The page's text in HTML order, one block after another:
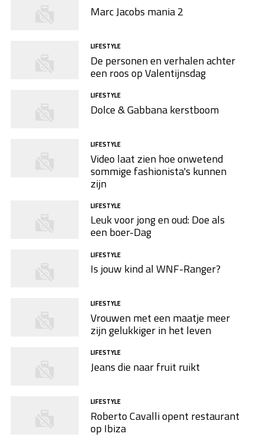
Marc Jacobs mania 2
LIFESTYLE
De personen en verhalen achter
een roos op Valentijnsdag
LIFESTYLE
Dolce & Gabbana kerstboom
LIFESTYLE
Video laat zien hoe onwetend
sommige fashionista's kunnen
zijn
LIFESTYLE
Leuk voor jong en oud: Doe als
een boer-Dag
LIFESTYLE
Is jouw kind al WNF-Ranger?
LIFESTYLE
Vrouwen met een maatje meer
zijn gelukkiger in het leven
LIFESTYLE
Jeans die naar fruit ruikt
LIFESTYLE
Roberto Cavalli opent restaurant
op Ibiza